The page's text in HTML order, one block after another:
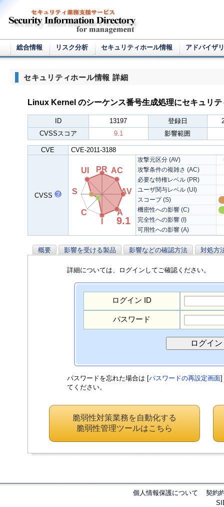
総合情報 リスク分析 セキュリティホール情報 アドバイザ
セキュリティホール情報 詳細
Linux Kernel のシーケンス番号生成処理にセキュリテ
ID 13197 登録日
CVSSスコア
9.1 影響範囲
CVE CVE-2011-3188
CVSS
9.1
PR
UI
S
C A
AV
AC
攻撃元区分 (AV)
攻撃条件の複雑さ (AC)
必要な特権レベル (PR)
ユーザ関与レベル (UI)
スコープ (S)
機密性への影響 (C)
完全性への影響 (I)
可用性への影響 (A)
概要 影響を受ける製品 影響などの確認方法 対処方
詳細については、ログインしてご確認ください。
ログイン ID
パスワード
パスワードを忘れた場合は [パスワードの再設定画面]
てください。
脆弱性対策業務を自動化する
脆弱性管理ツールはこちら
個人情報保護について
契約